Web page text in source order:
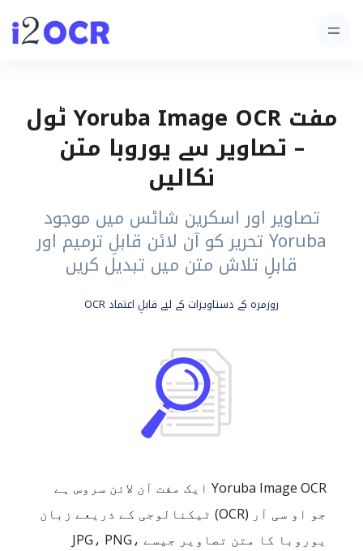
مفت Yoruba Image OCR ٹول
– تصاویر سے یوروبا متن
نکالیں
تصاویر اور اسکرین شاٹس میں موجود
Yoruba تحریر کو آن لائن قابلِ ترمیم اور
قابلِ تلاش متن میں تبدیل کریں
روزمرہ کے دستاویزات کے لیے قابلِ اعتماد OCR
Yoruba Image OCR ایک مفت آن لائن سروس ہے
جو او سی آر (OCR) ٹیکنالوجی کے ذریعے زبان
یوروبا کا متن تصاویر جیسے ‎JPG، PNG،